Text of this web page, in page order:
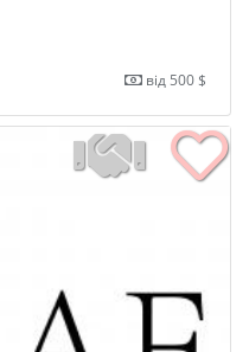
від 500 $